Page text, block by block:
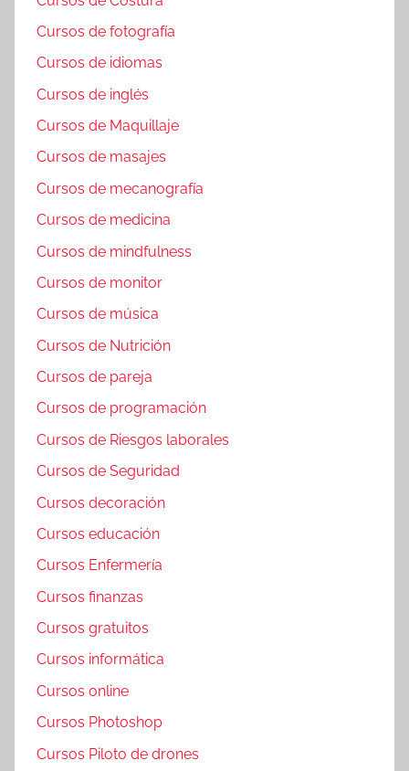
Cursos de fotografía
Cursos de idiomas
Cursos de inglés
Cursos de Maquillaje
Cursos de masajes
Cursos de mecanografía
Cursos de medicina
Cursos de mindfulness
Cursos de monitor
Cursos de música
Cursos de Nutrición
Cursos de pareja
Cursos de programación
Cursos de Riesgos laborales
Cursos de Seguridad
Cursos decoración
Cursos educación
Cursos Enfermería
Cursos finanzas
Cursos gratuitos
Cursos informática
Cursos online
Cursos Photoshop
Cursos Piloto de drones